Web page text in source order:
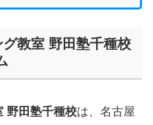
教室 野田塾千種校
野田塾千種校は、名古屋